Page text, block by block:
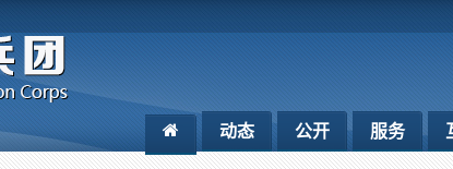
动态 公开 服务